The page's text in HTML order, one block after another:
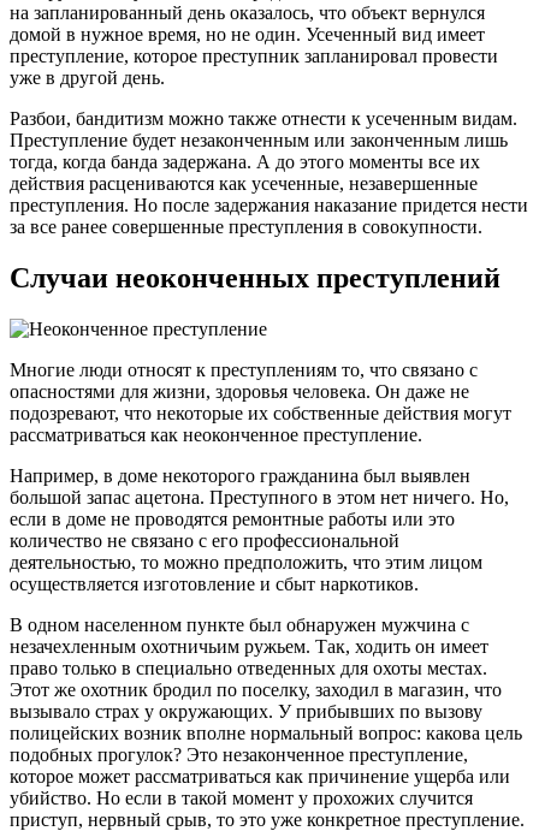
на запланированный день оказалось, что объект вернулся
домой в нужное время, но не один. Усеченный вид имеет
преступление, которое преступник запланировал провести
уже в другой день.
Разбои, бандитизм можно также отнести к усеченным видам.
Преступление будет незаконченным или законченным лишь
тогда, когда банда задержана. А до этого моменты все их
действия расцениваются как усеченные, незавершенные
преступления. Но после задержания наказание придется нести
за все ранее совершенные преступления в совокупности.
Случаи неоконченных преступлений
Многие люди относят к преступлениям то, что связано с
опасностями для жизни, здоровья человека. Он даже не
подозревают, что некоторые их собственные действия могут
рассматриваться как неоконченное преступление.
Например, в доме некоторого гражданина был выявлен
большой запас ацетона. Преступного в этом нет ничего. Но,
если в доме не проводятся ремонтные работы или это
количество не связано с его профессиональной
деятельностью, то можно предположить, что этим лицом
осуществляется изготовление и сбыт наркотиков.
В одном населенном пункте был обнаружен мужчина с
незачехленным охотничьим ружьем. Так, ходить он имеет
право только в специально отведенных для охоты местах.
Этот же охотник бродил по поселку, заходил в магазин, что
вызывало страх у окружающих. У прибывших по вызову
полицейских возник вполне нормальный вопрос: какова цель
подобных прогулок? Это незаконченное преступление,
которое может рассматриваться как причинение ущерба или
убийство. Но если в такой момент у прохожих случится
приступ, нервный срыв, то это уже конкретное преступление.